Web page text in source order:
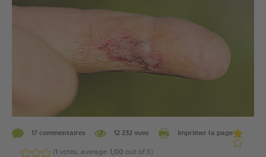
17 commentaires 12 232 vues Imprimer la page
(1 votes, average: 1,00 out of 5)